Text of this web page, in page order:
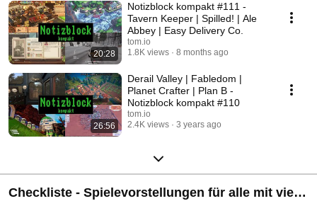
20:28
Notizblock kompakt #111 -
Tavern Keeper | Spilled! | Ale
Abbey | Easy Delivery Co.
tom.io
1.8K views
8 months ago
26:56
Derail Valley | Fabledom |
Planet Crafter | Plan B -
Notizblock kompakt #110
tom.io
2.4K views
3 years ago
Checkliste - Spielevorstellungen für alle mit viel